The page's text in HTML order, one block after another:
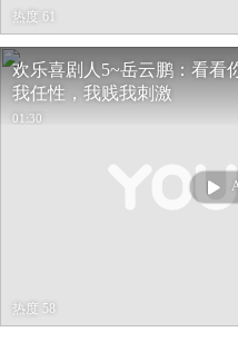
热度 61
欢乐喜剧人5~岳云鹏：看看
我任性，我贱我刺激
01:30
热度 58